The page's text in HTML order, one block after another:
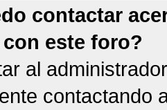
contactar
este foro?
al
contactando